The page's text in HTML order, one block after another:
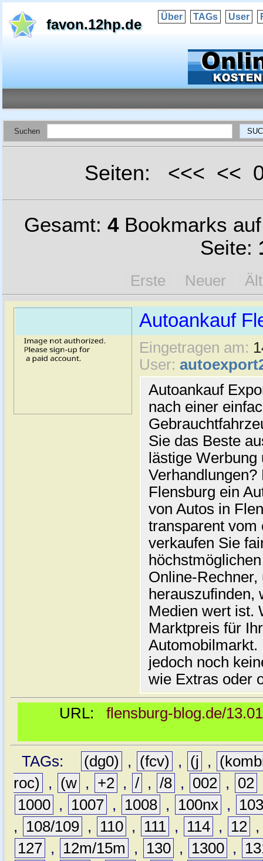
favon.12hp.de Über TAGs User
Suchen
Seiten: <<< <<
Gesamt: 4Bookmarks
Seite:
Erste Neuer
Autoankauf
Eingetragen am:
User:
Autoankauf
nach einer
Sie das Beste
lästige
Flensburg ein
von Autos in
transparent vom
verkaufen Sie
Online-
herauszufinden,
Medien wert ist.
Marktpreis für
jedoch noch
wie Extras oder
URL: flensburg-blog.de/
TAGs: (dg0) , (fcv) , (j ,
roc)
, (w , +2 , / , /8 , 002 , 02
1000 , 1007 , 1008 , 100nx ,
,
108/109 , 110 , 111 , 114 , 12
127 , 12m/15m , 130 , 1300 ,